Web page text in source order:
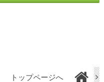
トップページへ